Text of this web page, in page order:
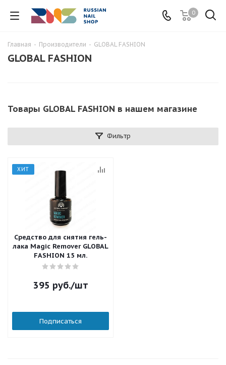
0
Главная - Производители - GLOBAL FASHION
GLOBAL FASHION
Товары GLOBAL FASHION в нашем магазине
Фильтр
ХИТ
Средство для снятия гель-
лака Magic Remover GLOBAL
FASHION 15 мл.
395 руб./шт
Подписаться